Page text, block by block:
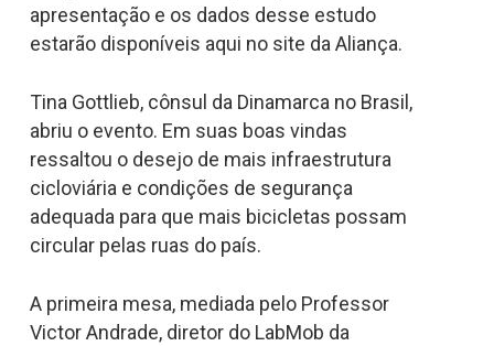
apresentação e os dados desse estudo
estarão disponíveis aqui no site da Aliança.
Tina Gottlieb, cônsul da Dinamarca no Brasil,
abriu o evento. Em suas boas vindas
ressaltou o desejo de mais infraestrutura
cicloviária e condições de segurança
adequada para que mais bicicletas possam
circular pelas ruas do país.
A primeira mesa, mediada pelo Professor
Victor Andrade, diretor do LabMob da